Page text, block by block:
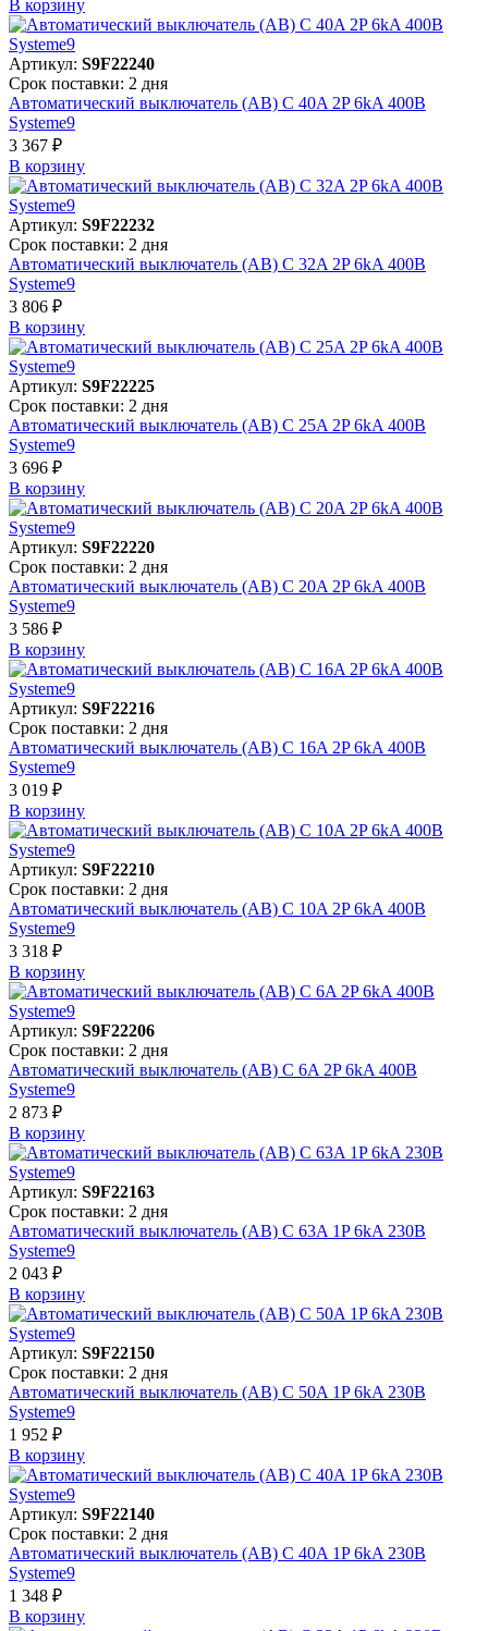
В корзинy
Артикул: S9F22240
Срок поставки: 2 дня
Автоматический выключатель (АВ) C 40A 2P 6kA 400В
Systeme9
3 367 ₽
В корзинy
Артикул: S9F22232
Срок поставки: 2 дня
Автоматический выключатель (АВ) C 32A 2P 6kA 400В
Systeme9
3 806 ₽
В корзинy
Артикул: S9F22225
Срок поставки: 2 дня
Автоматический выключатель (АВ) C 25A 2P 6kA 400В
Systeme9
3 696 ₽
В корзинy
Артикул: S9F22220
Срок поставки: 2 дня
Автоматический выключатель (АВ) C 20A 2P 6kA 400В
Systeme9
3 586 ₽
В корзинy
Артикул: S9F22216
Срок поставки: 2 дня
Автоматический выключатель (АВ) C 16A 2P 6kA 400В
Systeme9
3 019 ₽
В корзинy
Артикул: S9F22210
Срок поставки: 2 дня
Автоматический выключатель (АВ) C 10A 2P 6kA 400В
Systeme9
3 318 ₽
В корзинy
Артикул: S9F22206
Срок поставки: 2 дня
Автоматический выключатель (АВ) C 6A 2P 6kA 400В
Systeme9
2 873 ₽
В корзинy
Артикул: S9F22163
Срок поставки: 2 дня
Автоматический выключатель (АВ) C 63A 1P 6kA 230В
Systeme9
2 043 ₽
В корзинy
Артикул: S9F22150
Срок поставки: 2 дня
Автоматический выключатель (АВ) C 50A 1P 6kA 230В
Systeme9
1 952 ₽
В корзинy
Артикул: S9F22140
Срок поставки: 2 дня
Автоматический выключатель (АВ) C 40A 1P 6kA 230В
Systeme9
1 348 ₽
В корзинy